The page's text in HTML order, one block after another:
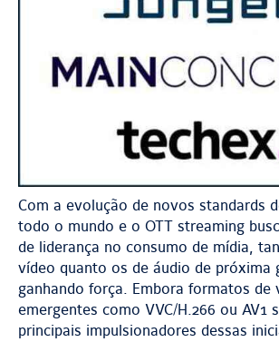
Com a evolução de novos standards
todo o mundo e o OTT streaming
de liderança no consumo de mídia,
vídeo quanto os de áudio de próxima
ganhando força. Embora formatos de
emergentes como VVC/H.266 ou AV1
principais impulsionadores dessas